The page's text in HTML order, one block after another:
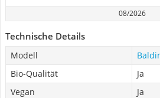
08/2026
Technische Details
Modell
Bio-Qualität
Ja
Vegan
Ja